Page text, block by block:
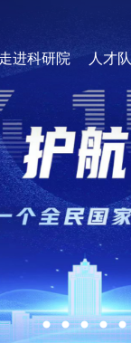
走进科研院 人才